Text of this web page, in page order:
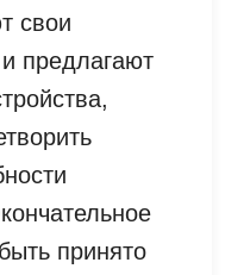
свои
предлагают
принято